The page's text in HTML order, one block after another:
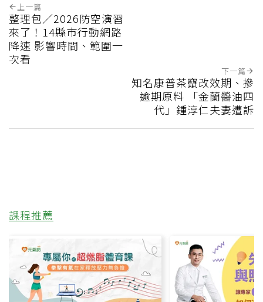
上一篇
整理包／2026防空演習
來了！14縣市行動網路
降速 影響時間、範圍一
次看
下一篇
知名康普茶竄改效期、摻
逾期原料 「金蘭醬油四
代」鍾淳仁夫妻遭訴
課程推薦